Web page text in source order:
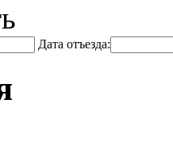
Дата отъезда: